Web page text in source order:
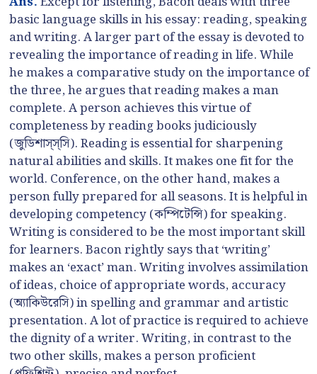
basic language skills in his essay: reading, speaking
and writing. A larger part of the essay is devoted to
revealing the importance of reading in life. While
he makes a comparative study on the importance of
the three, he argues that reading makes a man
complete. A person achieves this virtue of
completeness by reading books judiciously
(জুডিশাস্স্সি). Reading is essential for sharpening
natural abilities and skills. It makes one fit for the
world. Conference, on the other hand, makes a
person fully prepared for all seasons. It is helpful in
developing competency (কম্পিটেন্সি) for speaking.
Writing is considered to be the most important skill
for learners. Bacon rightly says that ‘writing’
makes an ‘exact’ man. Writing involves assimilation
of ideas, choice of appropriate words, accuracy
(অ্যাকিউরেসি) in spelling and grammar and artistic
presentation. A lot of practice is required to achieve
the dignity of a writer. Writing, in contrast to the
two other skills, makes a person proficient